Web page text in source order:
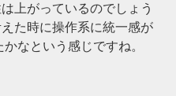
上がっているのでしょう
た時に操作系に統一感が
なという感じですね。